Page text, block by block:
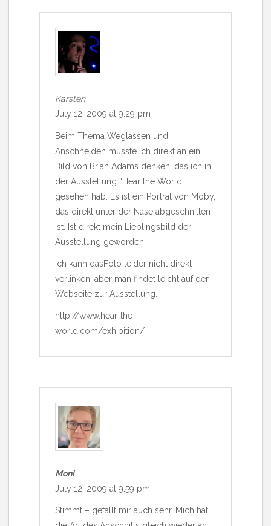
Karsten
July 12, 2009 at 9:29 pm
Beim Thema Weglassen und
Anschneiden musste ich direkt an ein
Bild von Brian Adams denken, das ich in
der Ausstellung “Hear the World”
gesehen hab. Es ist ein Porträt von Moby,
das direkt unter der Nase abgeschnitten
ist. Ist direkt mein Lieblingsbild der
Ausstellung geworden.
Ich kann dasFoto leider nicht direkt
verlinken, aber man findet leicht auf der
Webseite zur Ausstellung.
http://www.hear-the-
world.com/exhibition/
Moni
July 12, 2009 at 9:59 pm
Stimmt – gefällt mir auch sehr. Mich hat